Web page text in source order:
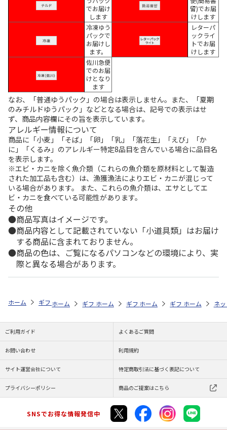
でお届け
します
留)でお届
けします
冷凍ゆう
パックで
お届けし
ます。
レターパ
ックライ
トでお届
けします
佐川急便
でのお届
けとなり
ます
なお、「普通ゆうパック」の場合は表示しません。また、「夏期
のみチルドゆうパック」などとなる場合は、記号での表示はせ
ず、商品内容欄にその旨を表示しています。
アレルギー情報について
商品に「小麦」「そば」「卵」「乳」「落花生」「えび」「か
に」「くるみ」のアレルギー特定8品目を含んでいる場合に品目名
を表示します。
※エビ・カニを除く魚介類（これらの魚介類を原材料として製造
された加工品も含む）は、漁獲漁法によりエビ・カニが混じって
いる場合があります。 また、これらの魚介類は、エサとしてエ
ビ・カニを食べている可能性があります。
その他
商品写真はイメージです。
商品内容として記載されていない「小道具類」はお届け
する商品に含まれておりません。
商品の色は、ご覧になるパソコンなどの環境により、実
際と異なる場合があります。
ホーム ギフトストア お中元・夏ギフト特集 2026 そうめん・麺類
ホーム ギフトストア お中元・夏ギフト特集 2026
ホーム ギフトストア お中元・夏ギフト
ホーム ギフトストア お
ホーム ネ
ご利用ガイド よくあるご質問
お問い合わせ 利用規約
サイト運営会社について 特定商取引法に基づく表記について
プライバシーポリシー 商品のご提案はこちら
SNSでお得な情報発信中